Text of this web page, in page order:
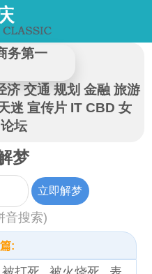
济 交通 规划 金融 旅游
迷 宣传片 IT CBD 女
论坛
梦
音搜索)
: